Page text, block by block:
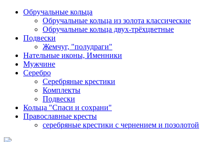
Обручальные кольца
Обручальные кольца из золота классические
Обручальные кольца двух-трёхцветные
Подвески
Жемчуг, "полудраги"
Нательные иконы, Именники
Мужчине
Серебро
Серебряные крестики
Комплекты
Подвески
Кольца "Спаси и сохрани"
Православные кресты
cеребряные крестики с чернением и позолотой